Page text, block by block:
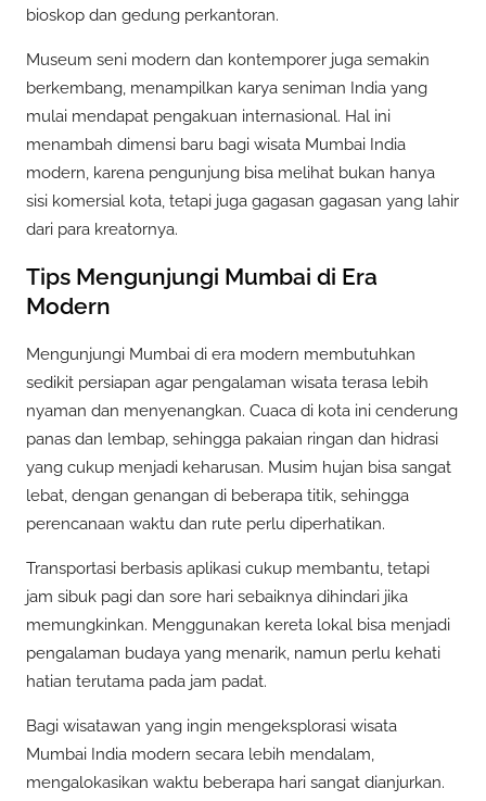
bioskop dan gedung perkantoran.
Museum seni modern dan kontemporer juga semakin
berkembang, menampilkan karya seniman India yang
mulai mendapat pengakuan internasional. Hal ini
menambah dimensi baru bagi wisata Mumbai India
modern, karena pengunjung bisa melihat bukan hanya
sisi komersial kota, tetapi juga gagasan gagasan yang lahir
dari para kreatornya.
Tips Mengunjungi Mumbai di Era
Modern
Mengunjungi Mumbai di era modern membutuhkan
sedikit persiapan agar pengalaman wisata terasa lebih
nyaman dan menyenangkan. Cuaca di kota ini cenderung
panas dan lembap, sehingga pakaian ringan dan hidrasi
yang cukup menjadi keharusan. Musim hujan bisa sangat
lebat, dengan genangan di beberapa titik, sehingga
perencanaan waktu dan rute perlu diperhatikan.
Transportasi berbasis aplikasi cukup membantu, tetapi
jam sibuk pagi dan sore hari sebaiknya dihindari jika
memungkinkan. Menggunakan kereta lokal bisa menjadi
pengalaman budaya yang menarik, namun perlu kehati
hatian terutama pada jam padat.
Bagi wisatawan yang ingin mengeksplorasi wisata
Mumbai India modern secara lebih mendalam,
mengalokasikan waktu beberapa hari sangat dianjurkan.